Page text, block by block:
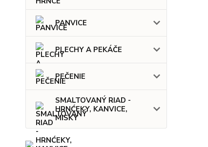
PANVICE
PLECHY A PEKÁČE
PEČENIE
SMALTOVANÝ RIAD -
HRNĆEKY, KANVICE,
MISKY